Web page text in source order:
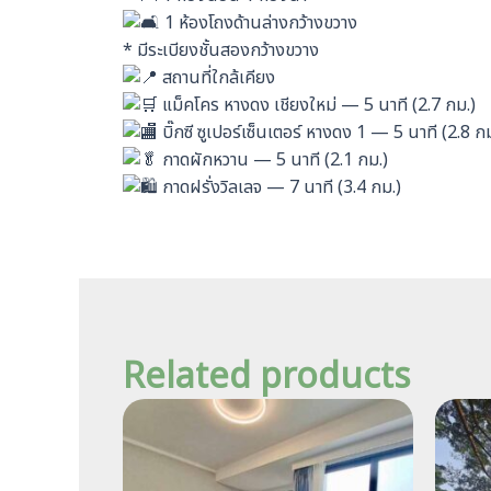
1 ห้องโถงด้านล่างกว้างขวาง
* มีระเบียงชั้นสองกว้างขวาง
สถานที่ใกล้เคียง
แม็คโคร หางดง เชียงใหม่ — 5 นาที (2.7 กม.)
บิ๊กซี ซูเปอร์เซ็นเตอร์ หางดง 1 — 5 นาที (2.8 ก
กาดผักหวาน — 5 นาที (2.1 กม.)
กาดฝรั่งวิลเลจ — 7 นาที (3.4 กม.)
Related products